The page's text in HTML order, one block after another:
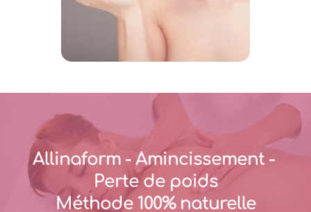
Allinaform - Amincissement -
Perte de poids
Méthode 100% naturelle